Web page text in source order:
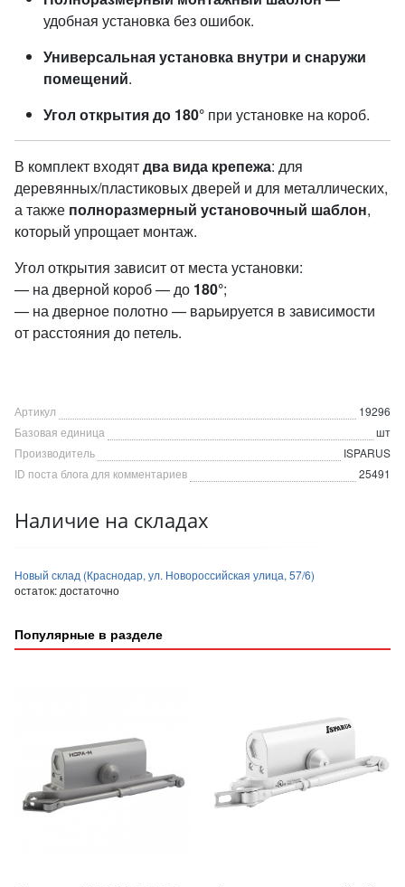
удобная установка без ошибок.
Универсальная установка внутри и снаружи
помещений.
Угол открытия до 180° при установке на короб.
В комплект входятдва вида крепежа: для
деревянных/пластиковых дверей и для металлических,
а также полноразмерный установочный шаблон,
который упрощает монтаж.
Угол открытия зависит от места установки:
— на дверной короб — до 180°;
— на дверное полотно — варьируется в зависимости
от расстояния до петель.
Артикул
19296
Базовая единица
шт
Производитель
ISPARUS
ID поста блога для комментариев
25491
Наличие на складах
Новый склад (Краснодар, ул. Новороссийская улица, 57/6)
остаток: достаточно
Популярные в разделе